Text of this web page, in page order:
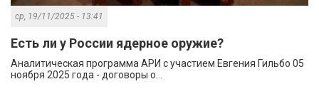
ср, 19/11/2025 - 13:41
Есть ли у России ядерное оружие?
Аналитическая программа АРИ с участием Евгения Гильбо 05
ноября 2025 года - договоры о...